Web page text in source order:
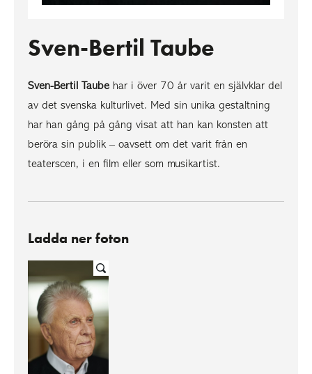
Sven-Bertil Taube
Sven-Bertil Taube har i över 70 år varit en självklar del
av det svenska kulturlivet. Med sin unika gestaltning
har han gång på gång visat att han kan konsten att
beröra sin publik – oavsett om det varit från en
teaterscen, i en film eller som musikartist.
Ladda ner foton